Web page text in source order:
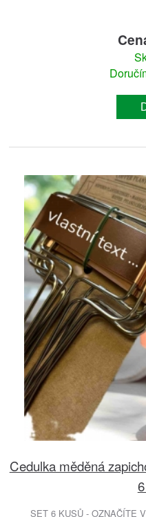
Cedulka měděná
SET 6 KUSŮ - OZNAČÍTE